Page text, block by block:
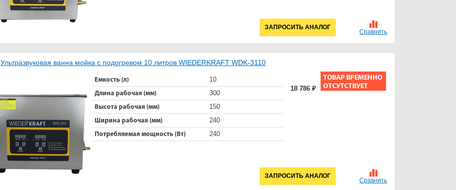
Сравнить
ЗАПРОСИТЬ АНАЛОГ
Сравнить
Ультразвуковая ванна мойка с подогревом 10 литров WIEDERKRAFT WDK-3110
Емкость (л) 10
Длина рабочая (мм) 300
Высота рабочая (мм) 150
Ширина рабочая (мм) 240
Потребляемая мощность (Вт) 240
18 786 ₽
ЗАПРОСИТЬ АНАЛОГ